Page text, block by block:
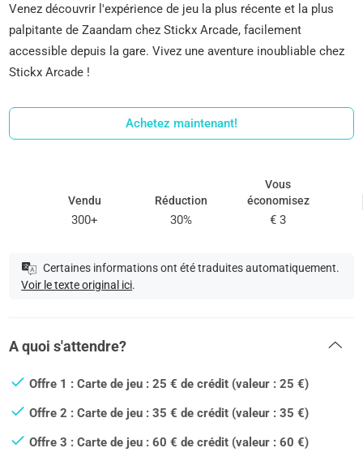
Venez découvrir l'expérience de jeu la plus récente et la plus
palpitante de Zaandam chez Stickx Arcade, facilement
accessible depuis la gare. Vivez une aventure inoubliable chez
Stickx Arcade !
Achetez maintenant!
Vendu
300+
Réduction
30%
Vous
économisez
€ 3
Certaines informations ont été traduites automatiquement.
Voir le texte original ici.
A quoi s'attendre?
Offre 1 : Carte de jeu : 25 € de crédit (valeur : 25 €)
Offre 2 : Carte de jeu : 35 € de crédit (valeur : 35 €)
Offre 3 : Carte de jeu : 60 € de crédit (valeur : 60 €)